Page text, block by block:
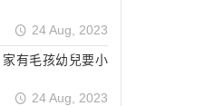
24 Aug, 2023
有毛孩幼兒要小
24 Aug, 2023